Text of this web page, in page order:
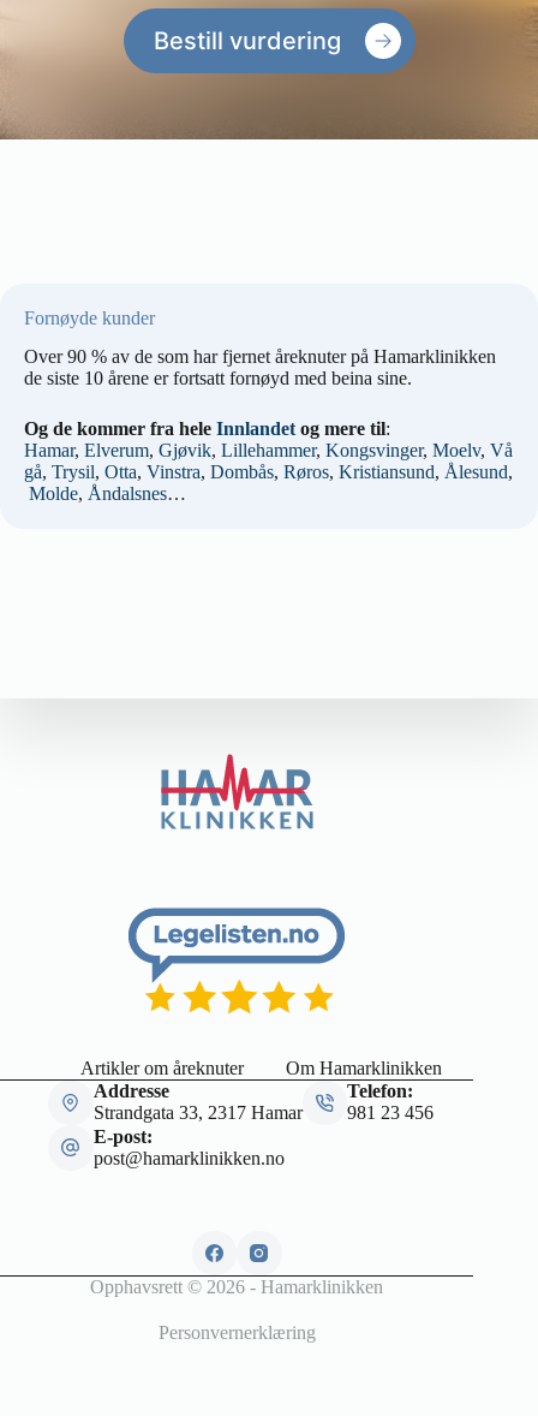
Bestill vurdering
Fornøyde kunder
Over 90 % av de som har fjernet åreknuter på Hamarklinikken
de siste 10 årene er fortsatt fornøyd med beina sine.
Og de kommer fra hele Innlandet og mere til:
Hamar, Elverum, Gjøvik, Lillehammer, Kongsvinger, Moelv, Vå
gå, Trysil, Otta, Vinstra, Dombås, Røros, Kristiansund, Ålesund,
Molde, Åndalsnes…
Artikler om åreknuter
Om Hamarklinikken
Addresse
Strandgata 33, 2317 Hamar
Telefon:
981 23 456
E-post:
post@hamarklinikken.no
Opphavsrett © 2026 - Hamarklinikken
Personvernerklæring